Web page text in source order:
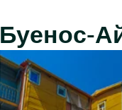
Буенос-